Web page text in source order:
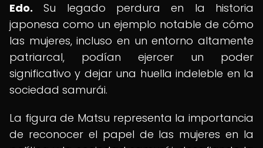
Edo. Su legado perdura en la historia
japonesa como un ejemplo notable de cómo
las mujeres, incluso en un entorno altamente
patriarcal, podían ejercer un poder
significativo y dejar una huella indeleble en la
sociedad samurái.
La figura de Matsu representa la importancia
de reconocer el papel de las mujeres en la